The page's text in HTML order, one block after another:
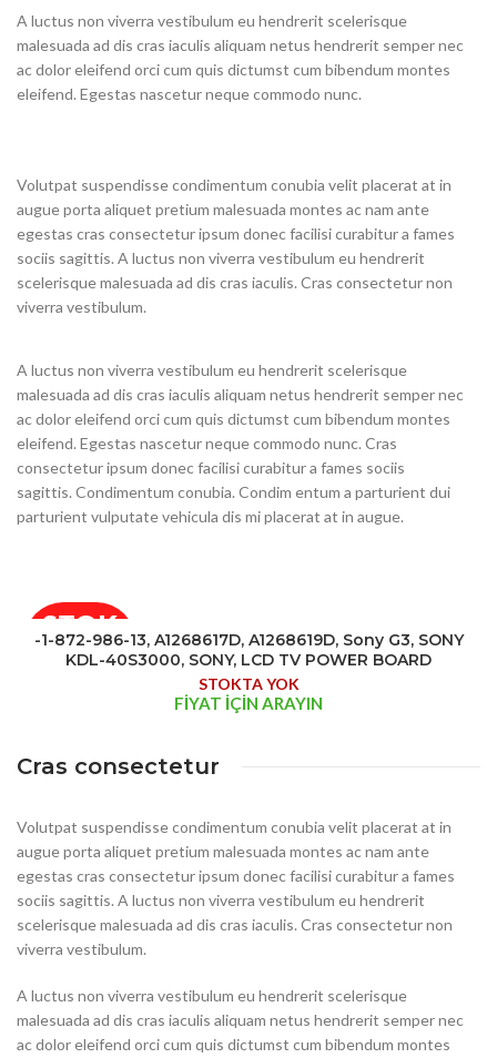
A luctus non viverra vestibulum eu hendrerit scelerisque
malesuada ad dis cras iaculis aliquam netus hendrerit semper nec
ac dolor eleifend orci cum quis dictumst cum bibendum montes
eleifend. Egestas nascetur neque commodo nunc.
Volutpat suspendisse condimentum conubia velit placerat at in
augue porta aliquet pretium malesuada montes ac nam ante
egestas cras consectetur ipsum donec facilisi curabitur a fames
sociis sagittis. A luctus non viverra vestibulum eu hendrerit
scelerisque malesuada ad dis cras iaculis. Cras consectetur non
viverra vestibulum.
A luctus non viverra vestibulum eu hendrerit scelerisque
malesuada ad dis cras iaculis aliquam netus hendrerit semper nec
ac dolor eleifend orci cum quis dictumst cum bibendum montes
eleifend. Egestas nascetur neque commodo nunc. Cras
consectetur ipsum donec facilisi curabitur a fames sociis
sagittis. Condimentum conubia. Condim entum a parturient dui
parturient vulputate vehicula dis mi placerat at in augue.
STOK
YOK
-1-872-986-13, A1268617D, A1268619D, Sony G3, SONY
KDL-40S3000, SONY, LCD TV POWER BOARD
FİYAT İÇİN ARAYIN
STOKTA YOK
Cras consectetur
Volutpat suspendisse condimentum conubia velit placerat at in
augue porta aliquet pretium malesuada montes ac nam ante
egestas cras consectetur ipsum donec facilisi curabitur a fames
sociis sagittis. A luctus non viverra vestibulum eu hendrerit
scelerisque malesuada ad dis cras iaculis. Cras consectetur non
viverra vestibulum.
A luctus non viverra vestibulum eu hendrerit scelerisque
malesuada ad dis cras iaculis aliquam netus hendrerit semper nec
ac dolor eleifend orci cum quis dictumst cum bibendum montes